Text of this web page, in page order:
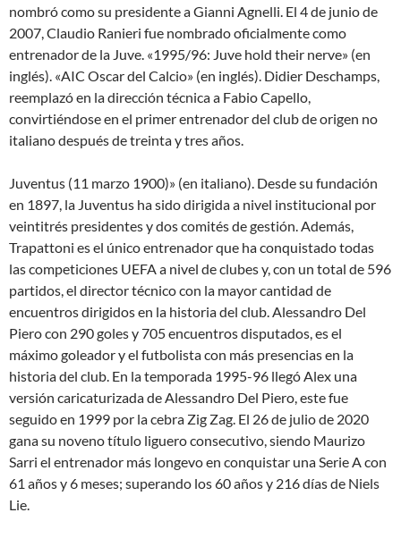
nombró como su presidente a Gianni Agnelli. El 4 de junio de
2007, Claudio Ranieri fue nombrado oficialmente como
entrenador de la Juve. «1995/96: Juve hold their nerve» (en
inglés). «AIC Oscar del Calcio» (en inglés). Didier Deschamps,
reemplazó en la dirección técnica a Fabio Capello,
convirtiéndose en el primer entrenador del club de origen no
italiano después de treinta y tres años.
Juventus (11 marzo 1900)» (en italiano). Desde su fundación
en 1897, la Juventus ha sido dirigida a nivel institucional por
veintitrés presidentes y dos comités de gestión. Además,
Trapattoni es el único entrenador que ha conquistado todas
las competiciones UEFA a nivel de clubes y, con un total de 596
partidos, el director técnico con la mayor cantidad de
encuentros dirigidos en la historia del club. Alessandro Del
Piero con 290 goles y 705 encuentros disputados, es el
máximo goleador y el futbolista con más presencias en la
historia del club. En la temporada 1995-96 llegó Alex una
versión caricaturizada de Alessandro Del Piero, este fue
seguido en 1999 por la cebra Zig Zag. El 26 de julio de 2020
gana su noveno título liguero consecutivo, siendo Maurizo
Sarri el entrenador más longevo en conquistar una Serie A con
61 años y 6 meses; superando los 60 años y 216 días de Niels
Lie.